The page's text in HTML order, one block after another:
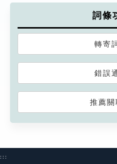
詞條
轉寄
錯誤
推薦關
:::